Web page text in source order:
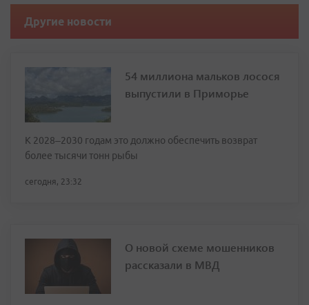
Другие новости
54 миллиона мальков лосося
выпустили в Приморье
К 2028–2030 годам это должно обеспечить возврат
более тысячи тонн рыбы
сегодня, 23:32
О новой схеме мошенников
рассказали в МВД